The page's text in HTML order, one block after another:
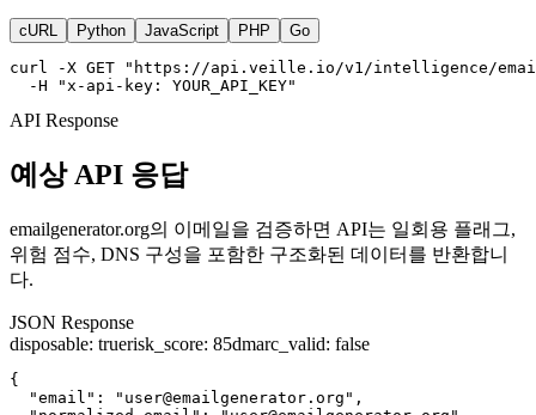
cURL Python JavaScript PHP Go
curl -X GET "https://api.veille.io/v1/intelligence/
  -H "x-api-key: YOUR_API_KEY"
API Response
예상 API 응답
emailgenerator.org의 이메일을 검증하면 API는 일회용 플래그,
위험 점수, DNS 구성을 포함한 구조화된 데이터를 반환합니
다.
JSON Response
disposable: truerisk_score: 85dmarc_valid: false
{
  "email": "user@emailgenerator.org",